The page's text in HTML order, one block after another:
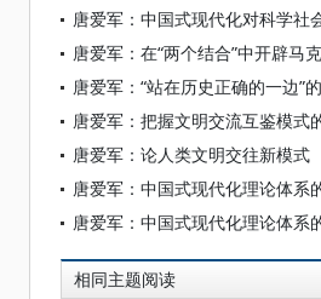
唐爱军：论人类文明交往新模式
相同主题阅读